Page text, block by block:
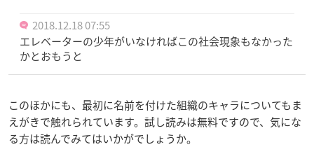
2018.12.18 07:55
エレベーターの少年がいなければこの社会現象もなかった
かとおもうと
このほかにも、最初に名前を付けた組織のキャラについてもま
えがきで触れられています。試し読みは無料ですので、気にな
る方は読んでみてはいかがでしょうか。